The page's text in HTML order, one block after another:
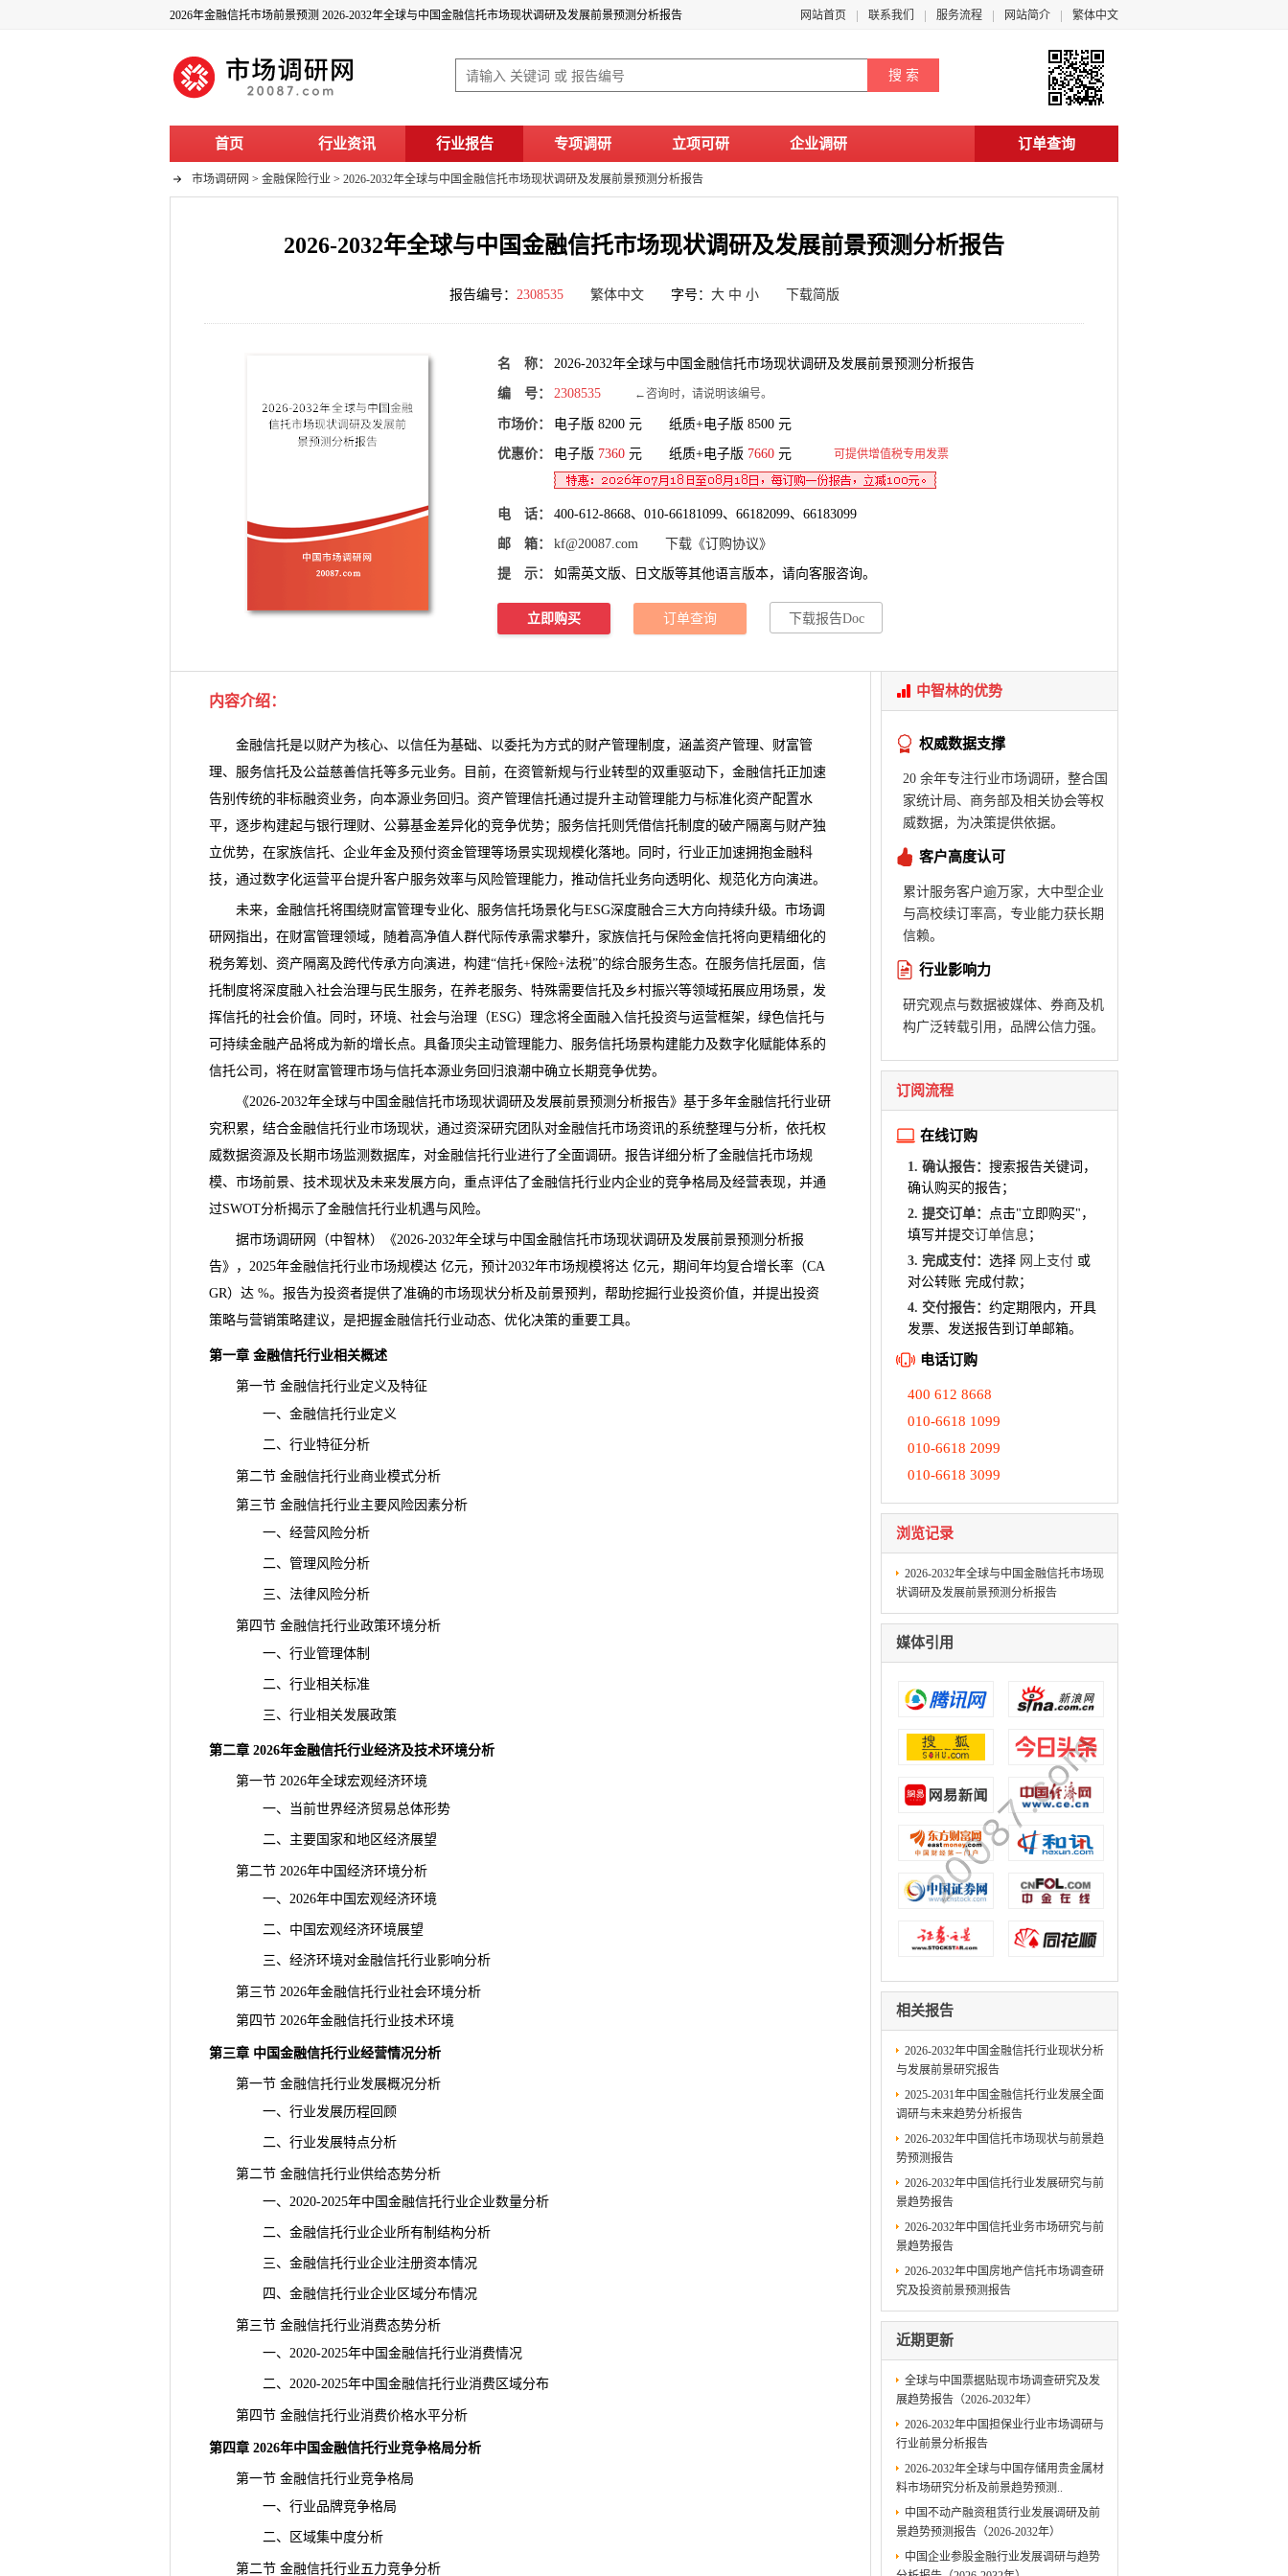
2026年金融信托市场前景预测 2026-2032年全球与中国金融信托市场现状调研及发展前景预测分析报告 网站首页 联系我们 服务流程 网站简介 繁体中文
首页 行业资讯 行业报告 专项调研 立项可研 企业调研 订单查询
市场调研网 > 金融保险行业 > 2026-2032年全球与中国金融信托市场现状调研及发展前景预测分析报告
2026-2032年全球与中国金融信托市场现状调研及发展前景预测分析报告
报告编号： 2308535 繁体中文字号： 大 中 小 下载简版
名 称： 2026-2032年全球与中国金融信托市场现状调研及发展前景预测分析报告
编 号： 2308535 ←咨询时，请说明该编号。
市场价： 电子版 8200 元 纸质+电子版 8500 元
优惠价： 电子版 7360 元 纸质+电子版 7660 元 可提供增值税专用发票
电 话： 400-612-8668、010-66181099、66182099、66183099
邮 箱： kf@20087.com 下载《订购协议》
提 示： 如需英文版、日文版等其他语言版本，请向客服咨询。
立即购买 订单查询 下载报告Doc
内容介绍：
金融信托是以财产为核心、以信任为基础、以委托为方式的财产管理制度，涵盖资产管理、财富管
理、服务信托及公益慈善信托等多元业务。目前，在资管新规与行业转型的双重驱动下， 金融信托正加速
告别传统的非标融资业务，向本源业务回归。资产管理信托通过提升主动管理能力与标准化资产配置水
平，逐步构建起与银行理财、公募基金差异化的竞争优势；服务信托则凭借信托制度的破产隔离与财产独
立优势，在家族信托、企业年金及预付资金管理等场景实现规模化落地。同时，行业正加速拥抱金融科
技，通过数字化运营平台提升客户服务效率与风险管理能力，推动信托业务向透明化、规范化方向演进。
未来，金融信托将围绕财富管理专业化、服务信托场景化与ESG深度融合三大方向持续升级。 市场调
研网 指出，在财富管理领域，随着高净值人群代际传承需求攀升，家族信托与保险金信托将向更精细化的
税务筹划、资产隔离及跨代传承方向演进，构建“信托+保险+法税”的综合服务生态。在服务信托层面，信
托制度将深度融入社会治理与民生服务，在养老服务、特殊需要信托及乡村振兴等领域拓展应用场景，发
挥信托的社会价值。同时，环境、社会与治理（ESG）理念将全面融入信托投资与运营框架，绿色信托与
可持续金融产品将成为新的增长点。具备顶尖主动管理能力、服务信托场景构建能力及数字化赋能体系的
信托公司，将在财富管理市场与信托本源业务回归浪潮中确立长期竞争优势。
《2026-2032年全球与中国金融信托市场现状调研及发展前景预测分析报告》基于多年金融信托行业研
究积累，结合金融信托行业市场现状，通过资深研究团队对金融信托市场资讯的系统整理与分析，依托权
威数据资源及长期市场监测数据库，对金融信托行业进行了全面调研。报告详细分析了金融信托市场规
模、市场前景、技术现状及未来发展方向，重点评估了金融信托行业内企业的竞争格局及经营表现，并通
过SWOT分析揭示了金融信托行业机遇与风险。
据市场调研网（中智林）《2026-2032年全球与中国金融信托市场现状调研及发展前景预测分析报
告》，2025年金融信托行业市场规模达 亿元，预计2032年市场规模将达 亿元，期间年均复合增长率（CA
GR）达 %。报告为投资者提供了准确的市场现状分析及前景预判，帮助挖掘行业投资价值，并提出投资
策略与营销策略建议，是把握金融信托行业动态、优化决策的重要工具。
第一章 金融信托行业相关概述
第一节 金融信托行业定义及特征
一、金融信托行业定义
二、行业特征分析
第二节 金融信托行业商业模式分析
第三节 金融信托行业主要风险因素分析
一、经营风险分析
二、管理风险分析
三、法律风险分析
第四节 金融信托行业政策环境分析
一、行业管理体制
二、行业相关标准
三、行业相关发展政策
第二章 2026年金融信托行业经济及技术环境分析
第一节 2026年全球宏观经济环境
一、当前世界经济贸易总体形势
二、主要国家和地区经济展望
第二节 2026年中国经济环境分析
一、2026年中国宏观经济环境
二、中国宏观经济环境展望
三、经济环境对金融信托行业影响分析
第三节 2026年金融信托行业社会环境分析
第四节 2026年金融信托行业技术环境
第三章 中国金融信托行业经营情况分析
第一节 金融信托行业发展概况分析
一、行业发展历程回顾
二、行业发展特点分析
第二节 金融信托行业供给态势分析
一、2020-2025年中国金融信托行业企业数量分析
二、金融信托行业企业所有制结构分析
三、金融信托行业企业注册资本情况
四、金融信托行业企业区域分布情况
第三节 金融信托行业消费态势分析
一、2020-2025年中国金融信托行业消费情况
二、2020-2025年中国金融信托行业消费区域分布
第四节 金融信托行业消费价格水平分析
第四章 2026年中国金融信托行业竞争格局分析
第一节 金融信托行业竞争格局
一、行业品牌竞争格局
二、区域集中度分析
第二节 金融信托行业五力竞争分析
中智林的优势
权威数据支撑
20 余年专注行业市场调研，整合国
家统计局、商务部及相关协会等权
威数据，为决策提供依据。
客户高度认可
累计服务客户逾万家，大中型企业
与高校续订率高，专业能力获长期
信赖。
行业影响力
研究观点与数据被媒体、券商及机
构广泛转载引用，品牌公信力强。
订阅流程
在线订购
1. 确认报告： 搜索报告关键词，
确认购买的报告；
2. 提交订单： 点击"立即购买"，
填写并提交订单信息 ；
3. 完成支付： 选择 网上支付 或
对公转账 完成付款；
4. 交付报告： 约定期限内，开具
发票、发送报告到订单邮箱。
电话订购
400 612 8668
010-6618 1099
010-6618 2099
010-6618 3099
浏览记录
2026-2032年全球与中国金融信托市场现
状调研及发展前景预测分析报告
媒体引用
相关报告
2026-2032年中国金融信托行业现状分析
与发展前景研究报告
2025-2031年中国金融信托行业发展全面
调研与未来趋势分析报告
2026-2032年中国信托市场现状与前景趋
势预测报告
2026-2032年中国信托行业发展研究与前
景趋势报告
2026-2032年中国信托业务市场研究与前
景趋势报告
2026-2032年中国房地产信托市场调查研
究及投资前景预测报告
近期更新
全球与中国票据贴现市场调查研究及发
展趋势报告（2026-2032年）
2026-2032年中国担保业行业市场调研与
行业前景分析报告
2026-2032年全球与中国存储用贵金属材
料市场研究分析及前景趋势预测..
中国不动产融资租赁行业发展调研及前
景趋势预测报告（2026-2032年）
中国企业参股金融行业发展调研与趋势